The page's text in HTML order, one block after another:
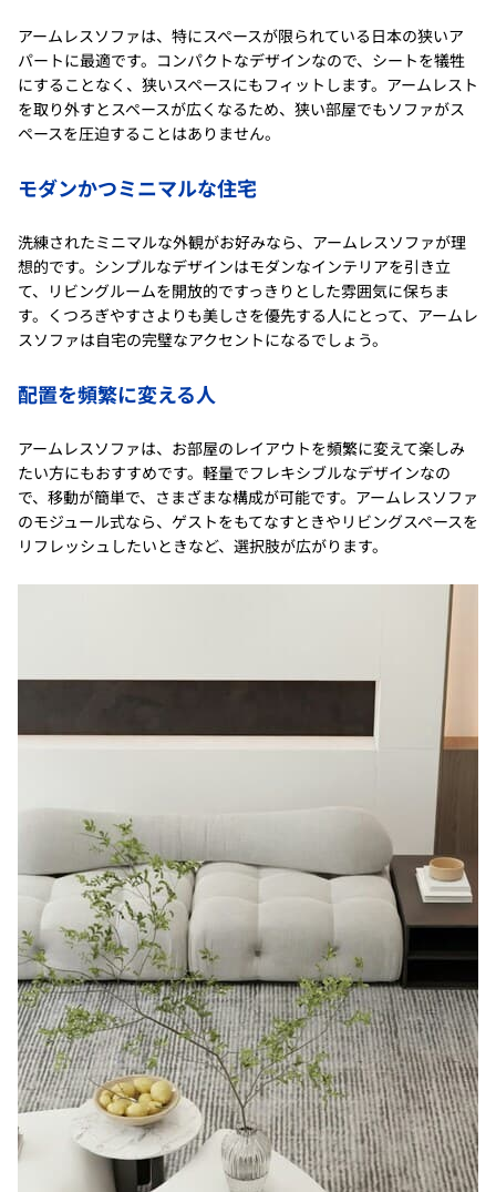
アームレスソファは、特にスペースが限られている日本の狭いア
パートに最適です。コンパクトなデザインなので、シートを犠牲
にすることなく、狭いスペースにもフィットします。アームレスト
を取り外すとスペースが広くなるため、狭い部屋でもソファがス
ペースを圧迫することはありません。
モダンかつミニマルな住宅
洗練されたミニマルな外観がお好みなら、アームレスソファが理
想的です。シンプルなデザインはモダンなインテリアを引き立
て、リビングルームを開放的ですっきりとした雰囲気に保ちま
す。くつろぎやすさよりも美しさを優先する人にとって、アームレ
スソファは自宅の完璧なアクセントになるでしょう。
配置を頻繁に変える人
アームレスソファは、お部屋のレイアウトを頻繁に変えて楽しみ
たい方にもおすすめです。軽量でフレキシブルなデザインなの
で、移動が簡単で、さまざまな構成が可能です。アームレスソファ
のモジュール式なら、ゲストをもてなすときやリビングスペースを
リフレッシュしたいときなど、選択肢が広がります。